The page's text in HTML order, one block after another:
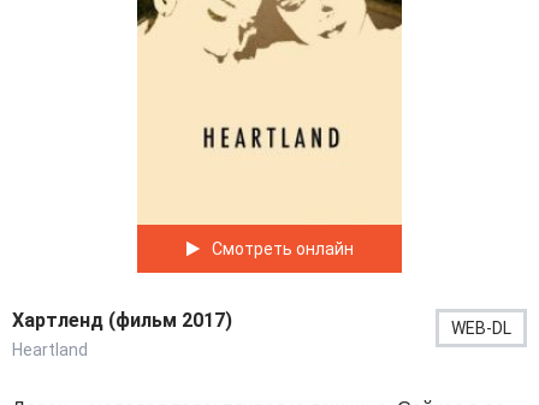
Смотреть онлайн
Хартленд (фильм 2017)
Heartland
WEB-DL